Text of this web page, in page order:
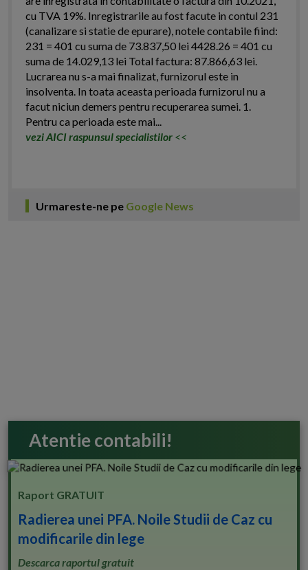
cu TVA 19%. Inregistrarile au fost facute in contul 231
(canalizare si statie de epurare), notele contabile fiind:
231 = 401 cu suma de 73.837,50 lei 4428.26 = 401 cu
suma de 14.029,13 lei Total factura: 87.866,63 lei.
Lucrarea nu s-a mai finalizat, furnizorul este in
insolventa. In toata aceasta perioada furnizorul nu a
facut niciun demers pentru recuperarea sumei. 1.
Pentru ca perioada este mai...
vezi AICI raspunsul specialistilor <<
Urmareste-ne pe Google News
Atentie contabili!
Raport GRATUIT
Radierea unei PFA. Noile Studii de Caz cu
modificarile din lege
Descarca raportul gratuit